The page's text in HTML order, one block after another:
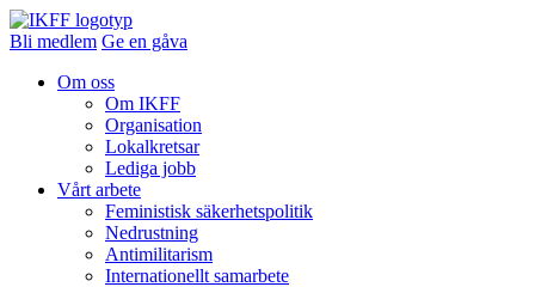
Bli medlem Ge en gåva
Om oss
Om IKFF
Organisation
Lokalkretsar
Lediga jobb
Vårt arbete
Feministisk säkerhetspolitik
Nedrustning
Antimilitarism
Internationellt samarbete